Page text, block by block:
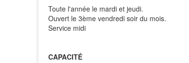
Toute l'année le mardi et jeudi.
Ouvert le 3ème vendredi soir du mois.
Service midi
CAPACITÉ